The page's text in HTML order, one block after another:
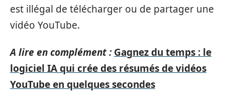
est illégal de télécharger ou de partager une
vidéo YouTube.
A lire en complément : Gagnez du temps : le
logiciel IA qui crée des résumés de vidéos
YouTube en quelques secondes